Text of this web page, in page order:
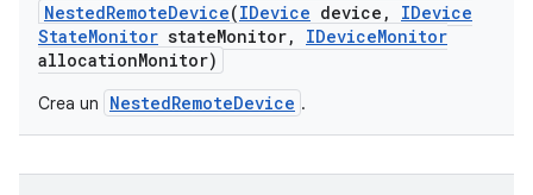
NestedRemoteDevice(IDevice device ,
IDevice
StateMonitor stateMonitor, IDeviceMonitor
allocationMonitor)
Crea un NestedRemoteDevice .